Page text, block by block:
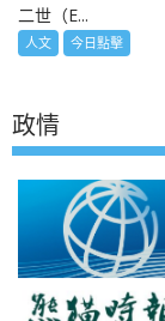
二世（E...
人文 今日點擊
政情